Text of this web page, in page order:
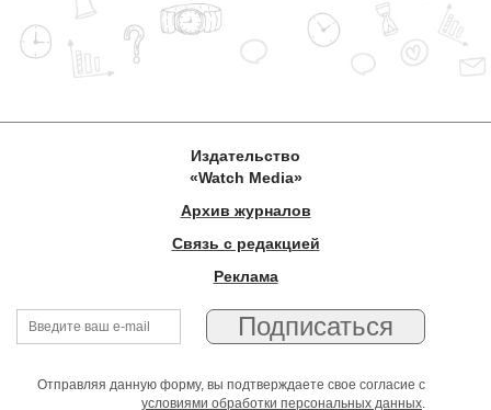
Издательство
«Watch Media»
Архив журналов
Связь с редакцией
Реклама
Отправляя данную форму, вы подтверждаете свое согласие с
условиями обработки персональных данных.